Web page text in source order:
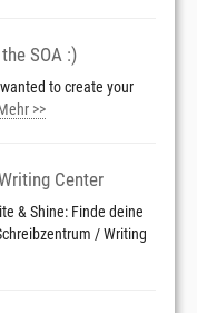
SOA :)
wanted to create your
>>
Center
& Shine: Finde deine
/ Writing